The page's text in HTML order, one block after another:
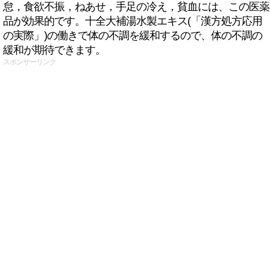
怠，食欲不振，ねあせ，手足の冷え，貧血には、この医薬
品が効果的です。十全大補湯水製エキス(「漢方処方応用
の実際」)の働きで体の不調を緩和するので、体の不調の
緩和が期待できます。
スポンサーリンク